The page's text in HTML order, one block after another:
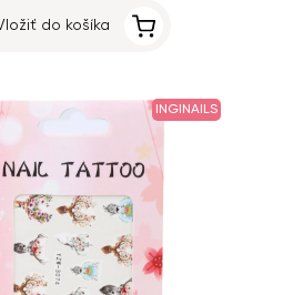
do košíka
INGINAILS